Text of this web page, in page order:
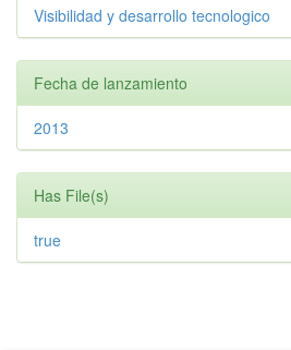
Visibilidad y desarrollo tecnologico
Fecha de lanzamiento
2013
Has File(s)
true